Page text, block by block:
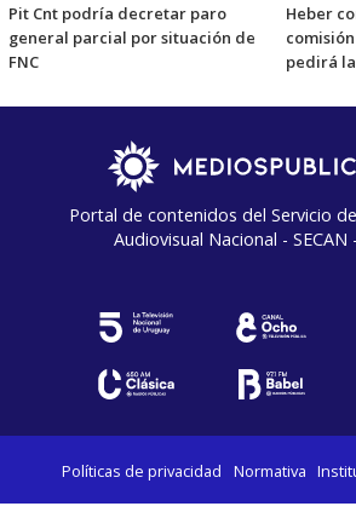
Pit Cnt podría decretar paro
general parcial por situación de
FNC
Heber
pedirá
Portal de contenidos del Servicio
Audiovisual Nacional - SECAN
Políticas de privacidad Normativa